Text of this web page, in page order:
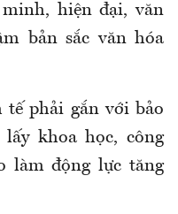
hiện đại, văn
bản sắc văn hóa
phải gắn với bảo
khoa học, công
làm động lực tăng